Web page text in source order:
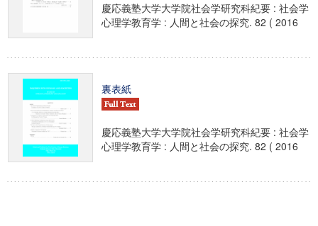
慶応義塾大学大学院社会学研究科紀要 : 社会学
心理学教育学 : 人間と社会の探究. 82 ( 2016
裏表紙
慶応義塾大学大学院社会学研究科紀要 : 社会学
心理学教育学 : 人間と社会の探究. 82 ( 2016